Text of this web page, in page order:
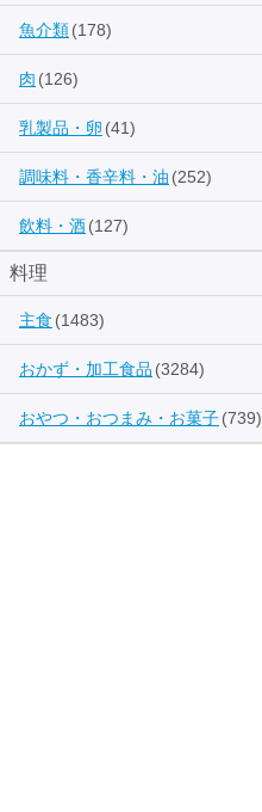
魚介類(178)
肉 (126)
乳製品・卵 (41)
調味料・香辛料・油 (252)
飲料・酒(127)
料理
主食 (1483)
おかず・加工食品 (3284)
おやつ・おつまみ・お菓子(739)